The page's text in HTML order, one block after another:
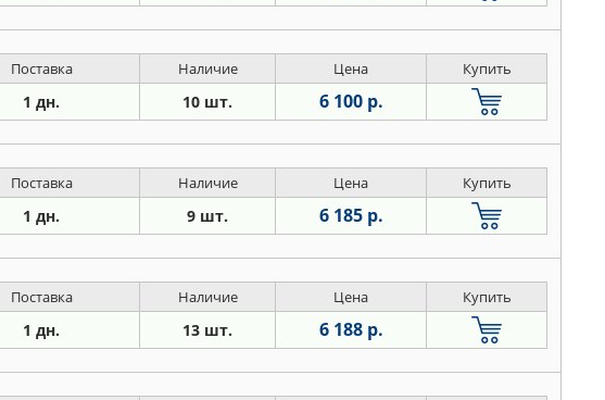
Поставка Наличие Цена Купить
1 дн. 10 шт. 6 100 р.
Поставка Наличие Цена Купить
1 дн. 9 шт. 6 185 р.
Поставка Наличие Цена Купить
1 дн. 13 шт. 6 188 р.